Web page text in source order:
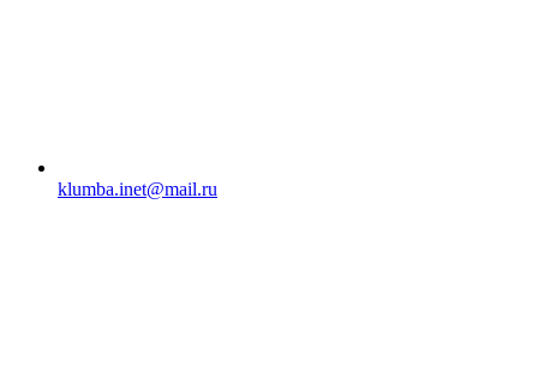
klumba.inet@mail.ru